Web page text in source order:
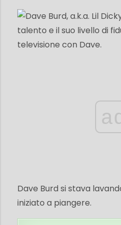
Dave Burd si stava
iniziato a piangere.